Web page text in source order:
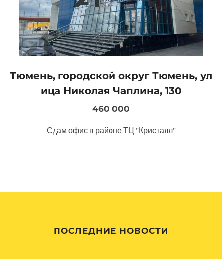
Тюмень, городской округ Тюмень, ул
ица Николая Чаплина, 130
460 000
Сдам офис в районе ТЦ "Кристалл"
ПОСЛЕДНИЕ НОВОСТИ